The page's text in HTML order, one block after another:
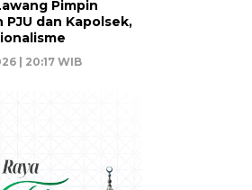
Pimpin
dan Kapolsek,
| 20:17 WIB